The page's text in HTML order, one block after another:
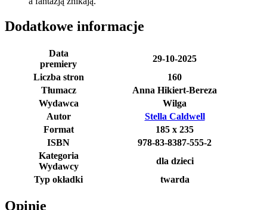
Dodatkowe informacje
Data
premiery
29-10-2025
Liczba stron
160
Tłumacz
Anna Hikiert-Bereza
Wydawca
Wilga
Autor
Stella Caldwell
Format
185 x 235
ISBN
978-83-8387-555-2
Kategoria
Wydawcy
dla dzieci
Typ okładki
twarda
Opinie